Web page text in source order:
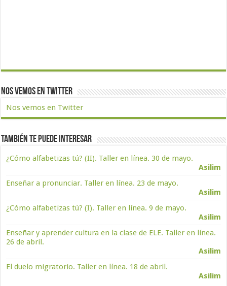
Nos vemos en Twitter
Nos vemos en Twitter
También te puede interesar
¿Cómo alfabetizas tú? (II). Taller en línea. 30 de mayo.
Asilim
Enseñar a pronunciar. Taller en línea. 23 de mayo.
Asilim
¿Cómo alfabetizas tú? (I). Taller en línea. 9 de mayo.
Asilim
Enseñar y aprender cultura en la clase de ELE. Taller en línea.
26 de abril.
Asilim
El duelo migratorio. Taller en línea. 18 de abril.
Asilim